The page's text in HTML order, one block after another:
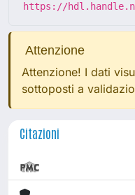
https://
Attenzione
Attenzione! I dati
sottoposti a
Citazioni